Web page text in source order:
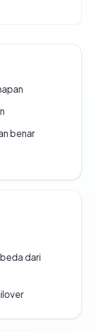
benar
dari